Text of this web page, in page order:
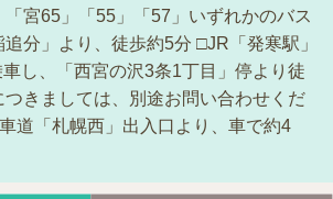
「宮65」「55」「57」いずれかのバス
追分」より、徒歩約5分 □JR「発寒駅」
し、「西宮の沢3条1丁目」停より徒
きましては、別途お問い合わせくだ
道「札幌西」出入口より、車で約4